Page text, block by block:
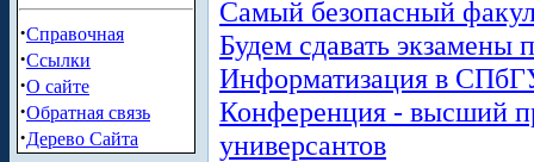
·Справочная
·Ссылки
·О сайте
·Обратная связь
·Дерево Сайта
Самый безопасный
Будем сдавать экзамены
Информатизация в
Конференция - высший
универсантов